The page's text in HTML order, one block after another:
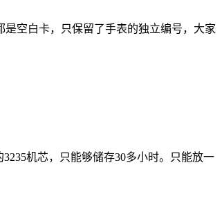
空白卡，只保留了手表的独立编号，大家
机芯，只能够储存30多小时。只能放一